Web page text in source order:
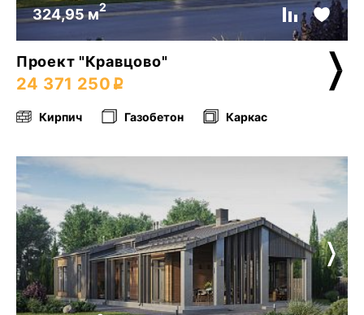
324,95 м2
Проект "Кравцово"
24 371 250
Кирпич Газобетон Каркас